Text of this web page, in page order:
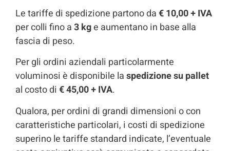
Le tariffe di spedizione partono da€ 10,00 + IVA
per colli fino a3 kge aumentano in base alla
fascia di peso.
Per gli ordini aziendali particolarmente
voluminosi è disponibile laspedizione su pallet
al costo di € 45,00 + IVA.
Qualora, per ordini di grandi dimensioni o con
caratteristiche particolari, i costi di spedizione
superino le tariffe standard indicate, l’eventuale